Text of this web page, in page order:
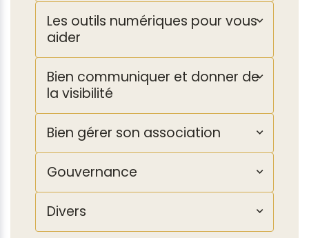
Les outils numériques pour vous
aider
Bien communiquer et donner de
la visibilité
Bien gérer son association
Gouvernance
Divers